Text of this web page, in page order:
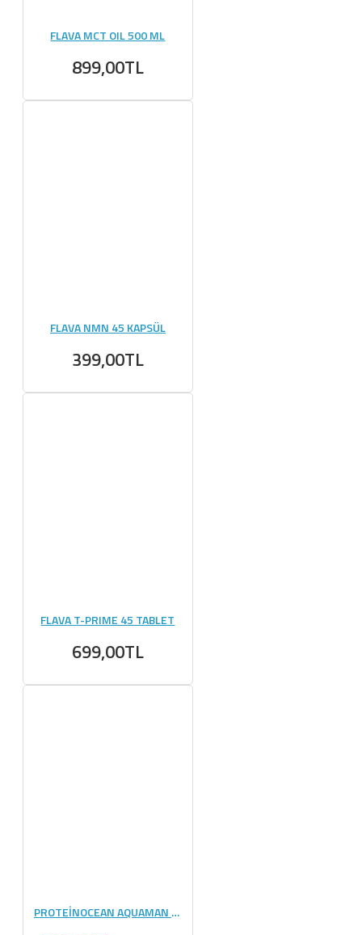
FLAVA MCT OIL 500 ML
899,00TL
FLAVA NMN 45 KAPSÜL
399,00TL
FLAVA T-PRIME 45 TABLET
699,00TL
PROTEİNOCEAN AQUAMAN HYDROPRIME LIMITED EDITION 400 GR